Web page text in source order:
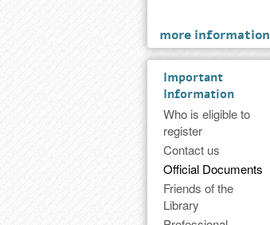
more information
Important
Information
Who is eligible to
register
Contact us
Official Documents
Friends of the
Library